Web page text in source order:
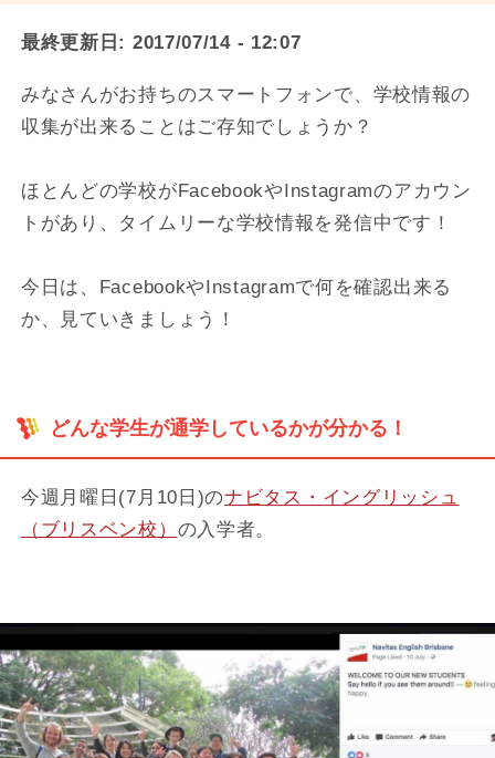
最終更新日: 2017/07/14 - 12:07
みなさんがお持ちのスマートフォンで、学校情報の
収集が出来ることはご存知でしょうか？
ほとんどの学校がFacebookやInstagramのアカウン
トがあり、タイムリーな学校情報を発信中です！
今日は、FacebookやInstagramで何を確認出来る
か、見ていきましょう！
どんな学生が通学しているかが分かる！
今週月曜日(7月10日)のナビタス・イングリッシュ
（ブリスベン校） の入学者。